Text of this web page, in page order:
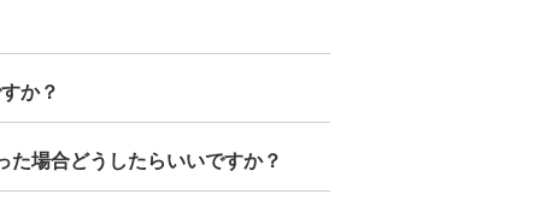
か？
た場合どうしたらいいですか？